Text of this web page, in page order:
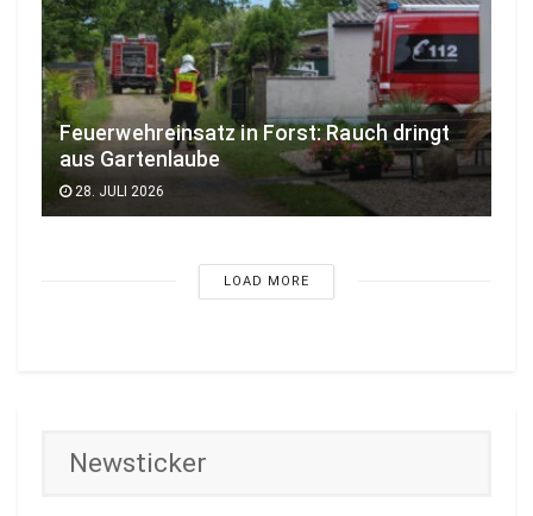
Feuerwehreinsatz in Forst: Rauch dringt
aus Gartenlaube
28. JULI 2026
LOAD MORE
Newsticker